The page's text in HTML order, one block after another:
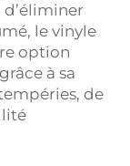
le vinyle
option
à sa
de